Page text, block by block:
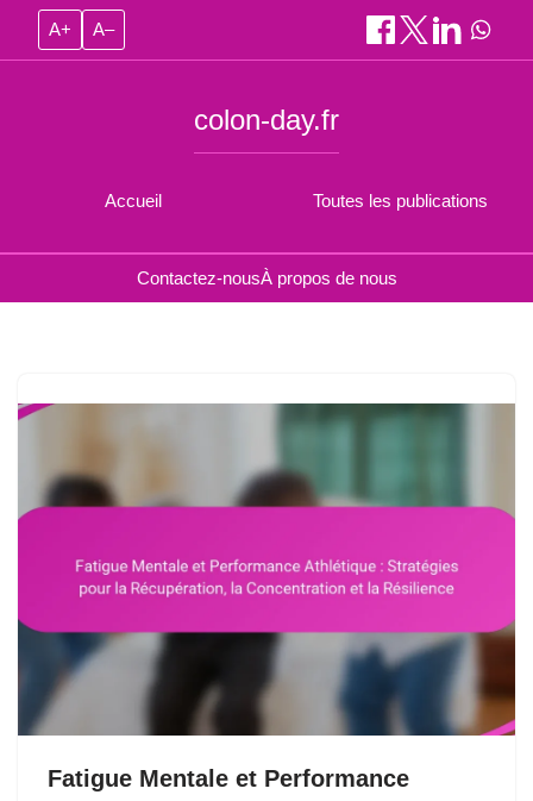
A+ A–
Accueil
colon-day.fr
Toutes les publications
Contactez-nousÀ propos de nous
Fatigue Mentale et Performance